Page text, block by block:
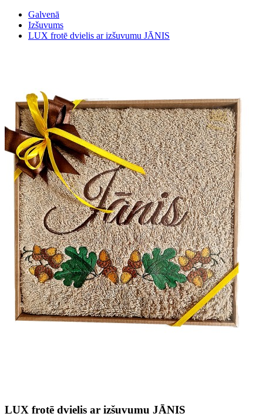
Galvenā
Izšuvums
LUX frotē dvielis ar izšuvumu JĀNIS
LUX frotē dvielis ar izšuvumu JĀNIS